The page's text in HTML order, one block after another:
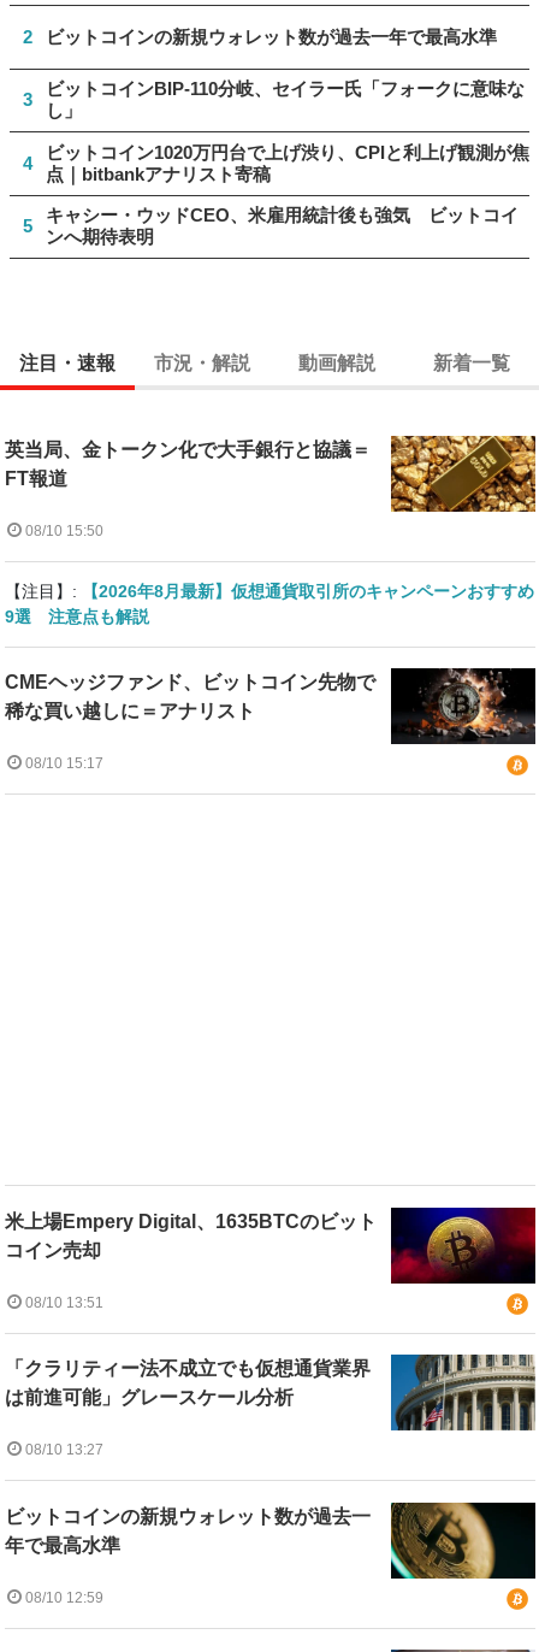
2 ビットコインの新規ウォレット数が過去一年で最高水準
3
ビットコインBIP-110分岐、セイラー氏「フォークに意味な
し」
4
ビットコイン1020万円台で上げ渋り、CPIと利上げ観測が焦
点｜bitbankアナリスト寄稿
5
キャシー・ウッドCEO、米雇用統計後も強気 ビットコイ
ンへ期待表明
注目・速報 市況・解説 動画解説 新着一覧
英当局、金トークン化で大手銀行と協議＝
FT報道
08/10 15:50
【注目】:
【2026年8月最新】仮想通貨取引所のキャンペーンおすすめ
9選 注意点も解説
CMEヘッジファンド、ビットコイン先物で
稀な買い越しに＝アナリスト
08/10 15:17
米上場Empery Digital、1635BTCのビット
コイン売却
08/10 13:51
「クラリティー法不成立でも仮想通貨業界
は前進可能」グレースケール分析
08/10 13:27
ビットコインの新規ウォレット数が過去一
年で最高水準
08/10 12:59